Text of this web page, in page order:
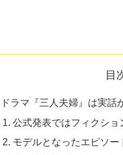
目
ドラマ『三人夫婦』は実話
公式発表ではフィクショ
モデルとなったエピソー